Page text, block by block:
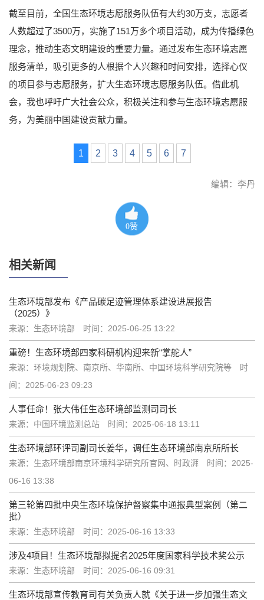
截至目前，全国生态环境志愿服务队伍有大约30万支，志愿者
人数超过了3500万，实施了151万多个项目活动，成为传播绿色
理念，推动生态文明建设的重要力量。通过发布生态环境志愿
服务清单，吸引更多的人根据个人兴趣和时间安排，选择心仪
的项目参与志愿服务，扩大生态环境志愿服务队伍。借此机
会，我也呼吁广大社会公众，积极关注和参与生态环境志愿服
务，为美丽中国建设贡献力量。
1 2 3 4 5 6 7
编辑：李丹
0赞
相关新闻
生态环境部发布《产品碳足迹管理体系建设进展报告
（2025）》
来源：生态环境部 时间：2025-06-25 13:22
重磅！生态环境部四家科研机构迎来新“掌舵人”
来源：环境规划院、南京所、华南所、中国环境科学研究院等
时
间：2025-06-23 09:23
人事任命！张大伟任生态环境部监测司司长
来源：中国环境监测总站 时间：2025-06-18 13:11
生态环境部环评司副司长姜华，调任生态环境部南京所所长
来源：生态环境部南京环境科学研究所官网、时政湃
时间：2025-
06-16 13:38
第三轮第四批中央生态环境保护督察集中通报典型案例（第二
批）
来源：生态环境部 时间：2025-06-16 13:33
涉及4项目！生态环境部拟提名2025年度国家科学技术奖公示
来源：生态环境部 时间：2025-06-16 09:31
生态环境部宣传教育司有关负责人就《关于进一步加强生态文